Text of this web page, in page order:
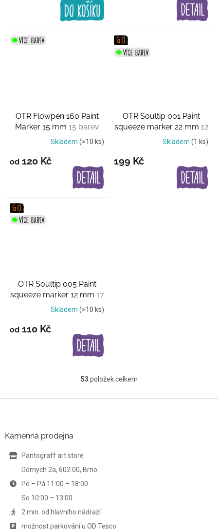
OTR Flowpen 160 Paint
Marker 15 mm 15 barev
Skladem (>10 ks)
od 120 Kč
OTR Soultip 001 Paint
squeeze marker 22 mm 12
barevSkladem (1 ks)
199 Kč
OTR Soultip 005 Paint
squeeze marker 12 mm 17
barev
Skladem (>10 ks)
od 110 Kč
O
l
53 položek celkem
Kamenná prodejna
Pantograff art store
Dornych 2a, 602 00, Brno
Po – Pá 11:00 – 18:00
So 10:00 – 13:00
2 min. od hlavního nádraží
možnost parkování u OD Tesco